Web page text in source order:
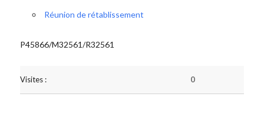
Réunion de rétablissement
P45866/M32561/R32561
Visites : 0